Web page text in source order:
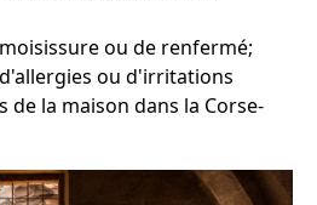
ou de renfermé;
ou d'irritations
de la maison dans la Corse-